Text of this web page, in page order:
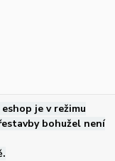
je v režimu
bohužel není